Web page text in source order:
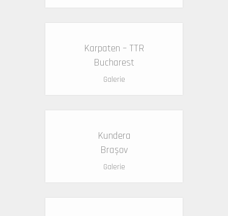
Karpaten – TTR
Bucharest
Galerie
Kundera
Brașov
Galerie